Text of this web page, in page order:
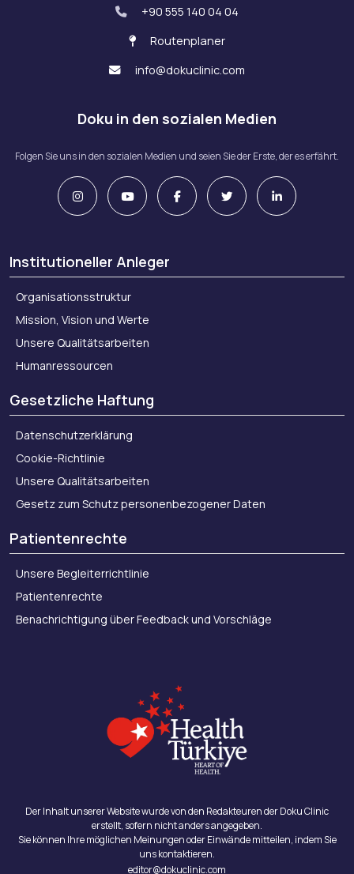
+90 555 140 04 04
Routenplaner
info@dokuclinic.com
Doku in den sozialen Medien
Folgen Sie uns in den sozialen Medien und seien Sie der Erste, der es erfährt.
Institutioneller Anleger
Organisationsstruktur
Mission, Vision und Werte
Unsere Qualitätsarbeiten
Humanressourcen
Gesetzliche Haftung
Datenschutzerklärung
Cookie-Richtlinie
Unsere Qualitätsarbeiten
Gesetz zum Schutz personenbezogener Daten
Patientenrechte
Unsere Begleiterrichtlinie
Patientenrechte
Benachrichtigung über Feedback und Vorschläge
Der Inhalt unserer Website wurde von den Redakteuren der Doku Clinic
erstellt, sofern nicht anders angegeben.
Sie können Ihre möglichen Meinungen oder Einwände mitteilen, indem Sie
uns kontaktieren.
editor@dokuclinic.com